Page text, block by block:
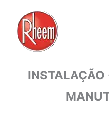
conteúdo
INSTALAÇÃO